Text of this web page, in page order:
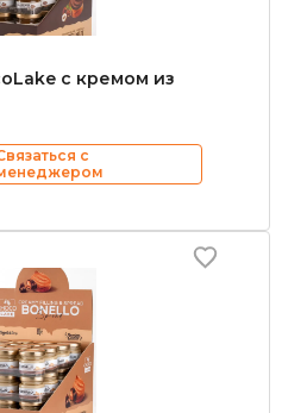
с кремом из
с